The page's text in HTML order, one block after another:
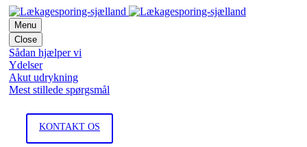
Menu
Close
Sådan hjælper vi
Ydelser
Akut udrykning
Mest stillede spørgsmål
KONTAKT OS